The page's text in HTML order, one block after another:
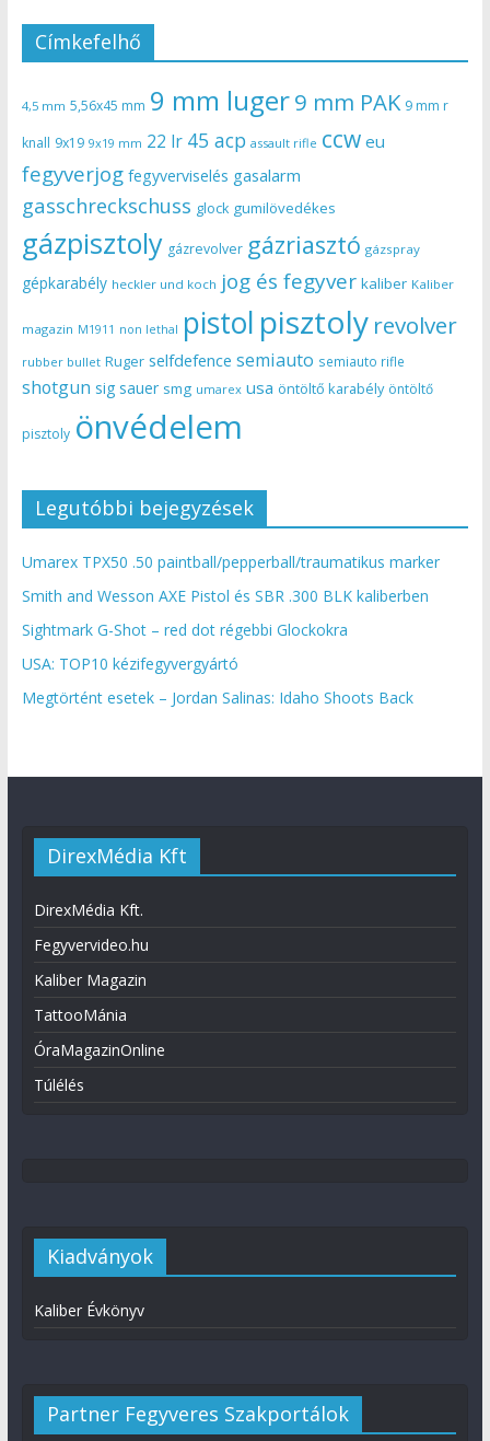
Címkefelhő
4,5 mm 5,56x45 mm 9 mm luger9 mm PAK 9 mm r
knall 9x19 9x19 mm 22 lr 45 acp assault rifle ccw eu
fegyverjog fegyverviselés gasalarm
gasschreckschuss glock gumilövedékes
gázpisztoly gázrevolver gázriasztó gázspray
gépkarabély heckler und koch jog és fegyver kaliber Kaliber
magazin M1911 non lethal pistol pisztoly revolver
rubber bullet Ruger selfdefence semiauto semiauto rifle
shotgun sig sauer smg umarex usa öntöltő karabély öntöltő
pisztoly önvédelem
Legutóbbi bejegyzések
Umarex TPX50 .50 paintball/pepperball/traumatikus marker
Smith and Wesson AXE Pistol és SBR .300 BLK kaliberben
Sightmark G-Shot – red dot régebbi Glockokra
USA: TOP10 kézifegyvergyártó
Megtörtént esetek – Jordan Salinas: Idaho Shoots Back
DirexMédia Kft
DirexMédia Kft.
Fegyvervideo.hu
Kaliber Magazin
TattooMánia
ÓraMagazinOnline
Túlélés
Kiadványok
Kaliber Évkönyv
Partner Fegyveres Szakportálok